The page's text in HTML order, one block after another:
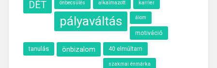
DÉT önbecsülés alkalmazott karrier
pályaváltás álom
motiváció
tanulás önbizalom 40 elmúltam
szakmai énmárka